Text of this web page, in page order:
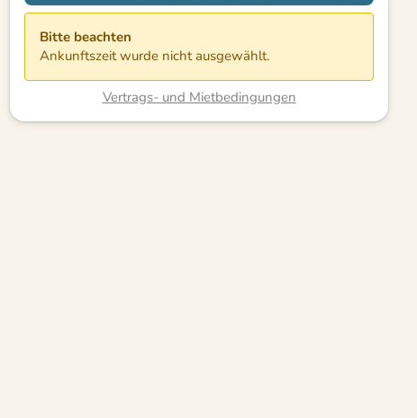
Bitte beachten
Ankunftszeit wurde nicht ausgewählt.
Vertrags- und Mietbedingungen